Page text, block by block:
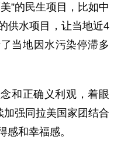
”的民生项目，比如中
供水项目，让当地近4
当地因水污染停滞多
和正确义利观，着眼
加强同拉美国家团结合
感和幸福感。